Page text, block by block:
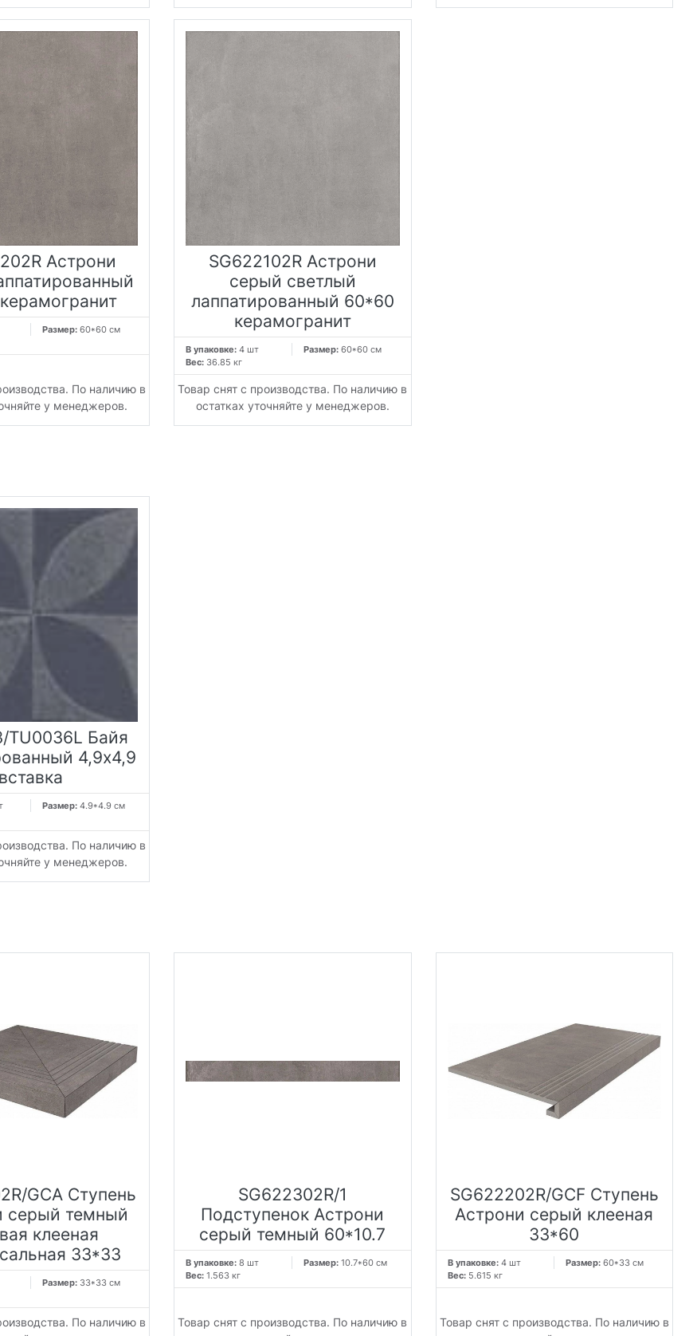
Астрони
Размер: 60*60 см
По наличию в
у менеджеров.
SG622102R Астрони
серый светлый
лаппатированный 60*60
керамогранит
В упаковке: 4 шт Размер:60*60 см
Вес: 36.85 кг
Товар снят с производства. По наличию в
остатках уточняйте у менеджеров.
TU0036L Байя
4,9x4,9
вставка
Размер: 4.9*4.9 см
По наличию в
у менеджеров.
GCA Ступень
серый темный
клееная
33*33
Размер: 33*33 см
По наличию в
SG622302R/1
Подступенок Астрони
серый темный 60*10.7
В упаковке: 8 шт Размер:10.7*60 см
Вес: 1.563 кг
Товар снят с производства. По наличию в
SG622202R/GCF Ступень
Астрони серый клееная
33*60
В упаковке:4 шт Размер: 60*33 см
Вес: 5.615 кг
Товар снят с производства. По наличию в